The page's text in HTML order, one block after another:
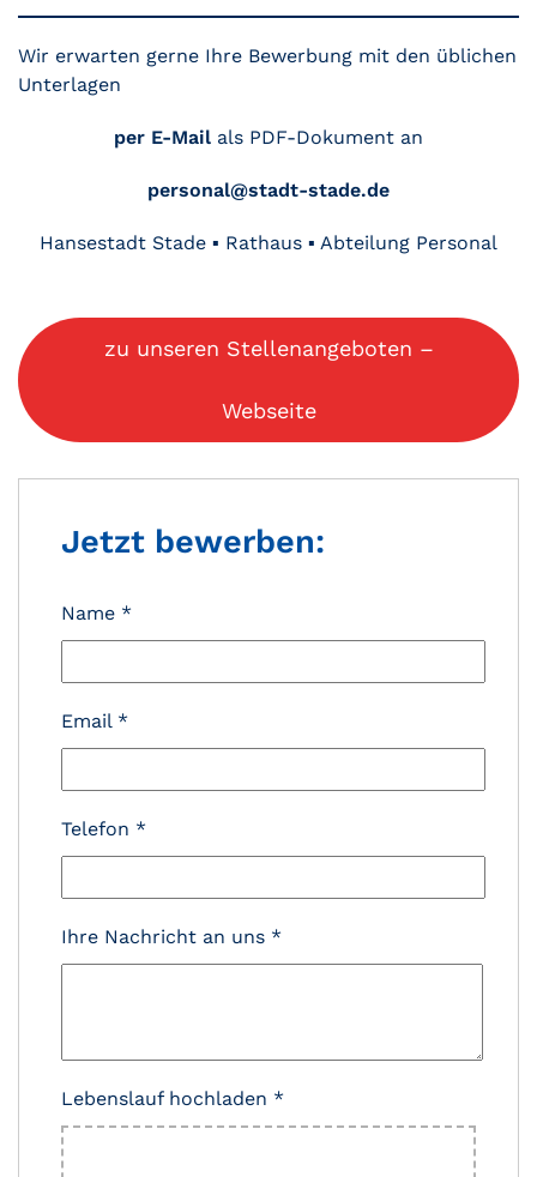
Wir erwarten gerne Ihre Bewerbung mit den üblichen
Unterlagen
per E-Mail als PDF-Dokument an
personal@stadt-stade.de
Hansestadt Stade ▪ Rathaus ▪ Abteilung Personal
zu unseren Stellenangeboten –
Webseite
Jetzt bewerben:
Name *
Email *
Telefon *
Ihre Nachricht an uns *
Lebenslauf hochladen *